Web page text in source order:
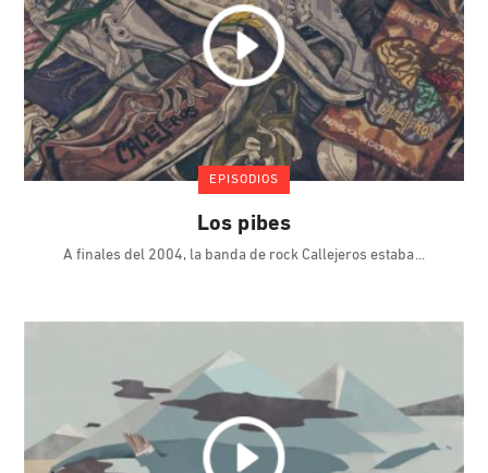
EPISODIOS
Los pibes
A finales del 2004, la banda de rock Callejeros estaba